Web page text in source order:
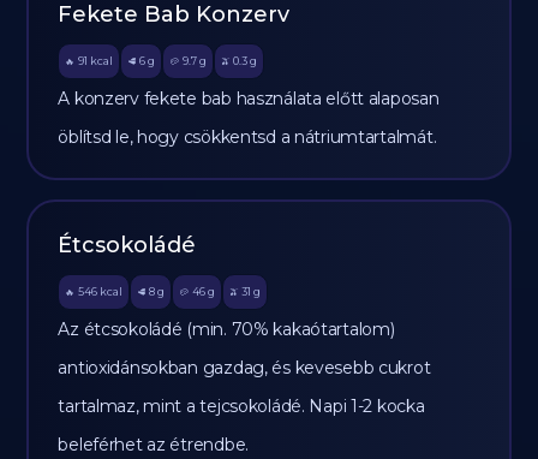
Fekete Bab Konzerv
🔥 91 kcal 🥩 6 g 🥔 9.7g 🫒 0.3 g
A konzerv fekete bab használata előtt alaposan
öblítsd le, hogy csökkentsd a nátriumtartalmát.
Étcsokoládé
🔥 546 kcal 🥩 8 g 🥔 46g 🫒 31 g
Az étcsokoládé (min. 70% kakaótartalom)
antioxidánsokban gazdag, és kevesebb cukrot
tartalmaz, mint a tejcsokoládé. Napi 1-2 kocka
beleférhet az étrendbe.